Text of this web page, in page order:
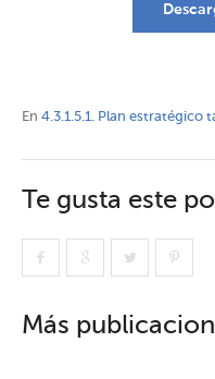
En 4.3.1.5.1. Plan estratégico
Te gusta este
Más